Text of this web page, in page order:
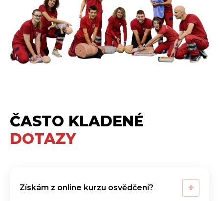
ČASTO KLADENÉ
DOTAZY
Získám z online kurzu osvědčení? +